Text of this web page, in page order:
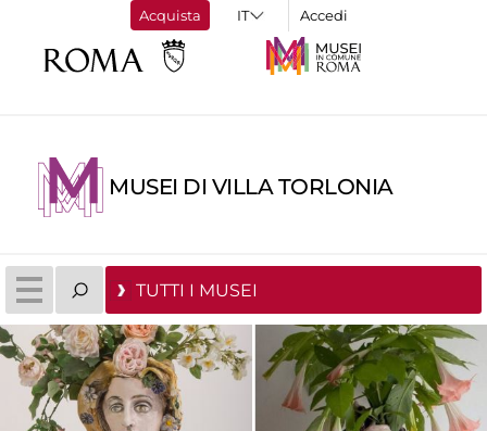
Acquista Accedi
MUSEI DI VILLA TORLONIA
TUTTI I MUSEI